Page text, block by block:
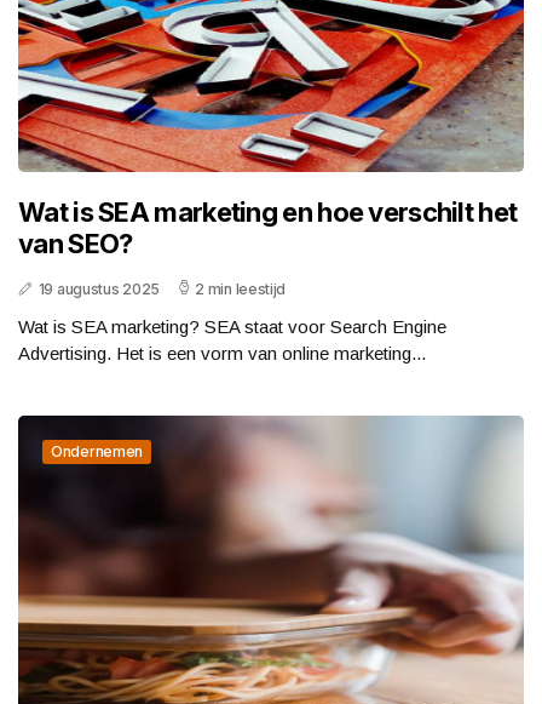
Wat is SEA marketing en hoe verschilt het
van SEO?
19 augustus 2025 2 min leestijd
Wat is SEA marketing? SEA staat voor Search Engine
Advertising. Het is een vorm van online marketing...
Ondernemen